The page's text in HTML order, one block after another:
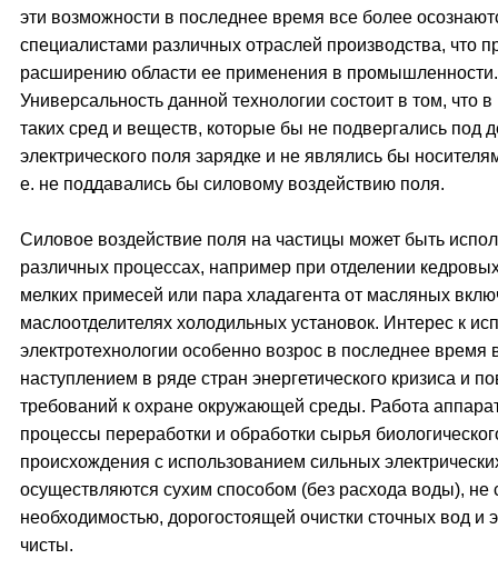
эти возможности в последнее время все более
специалистами различных отраслей производства, что
расширению области ее применения в промышленности.
Универсальность данной технологии состоит в том, что
таких сред и веществ, которые бы не подвергались под
электрического поля зарядке и не являлись бы
е. не поддавались бы силовому воздействию поля.
Силовое воздействие поля на частицы может быть
различных процессах, например при отделении
мелких примесей или пара хладагента от масляных
маслоотделителях холодильных установок. Интерес к
электротехнологии особенно возрос в последнее время
наступлением в ряде стран энергетического кризиса и
требований к охране окружающей среды. Работа
процессы переработки и обработки сырья
происхождения с использованием сильных
осуществляются сухим способом (без расхода воды), не
необходимостью, дорогостоящей очистки сточных вод и
чисты.